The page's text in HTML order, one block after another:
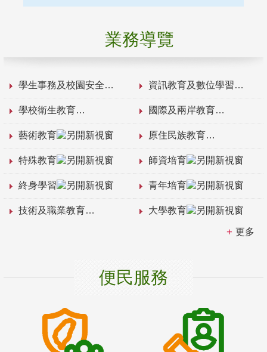
業務導覽
學生事務及校園安全 資訊教育及數位學習
學校衛生教育 國際及兩岸教育
藝術教育 原住民族教育
特殊教育 師資培育
終身學習 青年培育
技術及職業教育 大學教育
更多
便民服務